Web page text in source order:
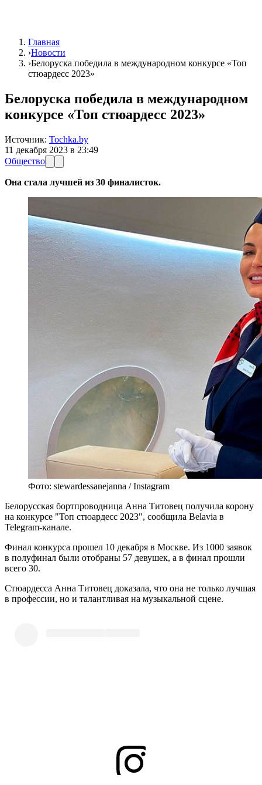
Главная
›Новости
›Белоруска победила в международном конкурсе «Топ
стюардесс 2023»
Белоруска победила в международном
конкурсе «Топ стюардесс 2023»
Источник: Tochka.by
11 декабря 2023 в 23:49
Общество
Она стала лучшей из 30 финалисток.
Фото: stewardessanejanna / Instagram
Белорусская бортпроводница Анна Титовец получила корону
на конкурсе "Топ стюардесс 2023", сообщила Belavia в
Telegram-канале.
Финал конкурса прошел 10 декабря в Москве. Из 1000 заявок
в полуфинал были отобраны 57 девушек, а в финал прошли
всего 30.
Стюардесса Анна Титовец доказала, что она не только лучшая
в профессии, но и талантливая на музыкальной сцене.